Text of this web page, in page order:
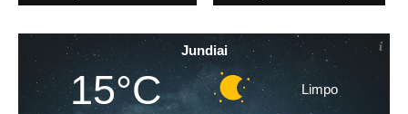
Jundiai
15°C Limpo